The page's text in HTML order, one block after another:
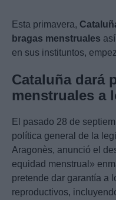
Esta primavera,
bragas menstruales
en sus instituntos,
Cataluña dará
menstruales a
El pasado 28 de
política general de la
Aragonès, anunció el
equidad menstrual»
pretende dar garantía a
reproductivos,